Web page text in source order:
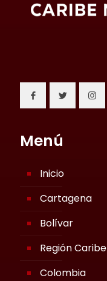
Menú
Inicio
Cartagena
Bolívar
Región Caribe
Colombia